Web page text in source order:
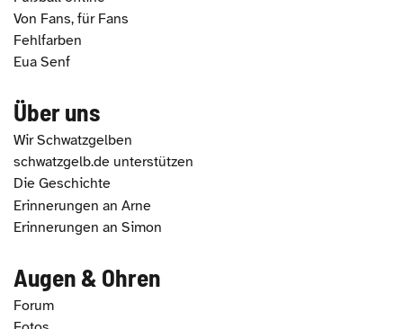
Von Fans, für Fans
Fehlfarben
Eua Senf
Über uns
Wir Schwatzgelben
schwatzgelb.de unterstützen
Die Geschichte
Erinnerungen an Arne
Erinnerungen an Simon
Augen & Ohren
Forum